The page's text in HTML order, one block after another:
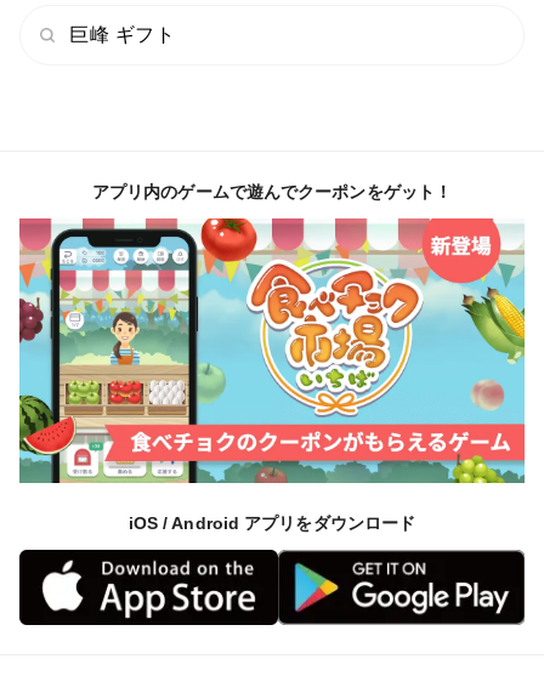
巨峰 ギフト
アプリ内のゲームで遊んでクーポンをゲット！
iOS / Android アプリをダウンロード